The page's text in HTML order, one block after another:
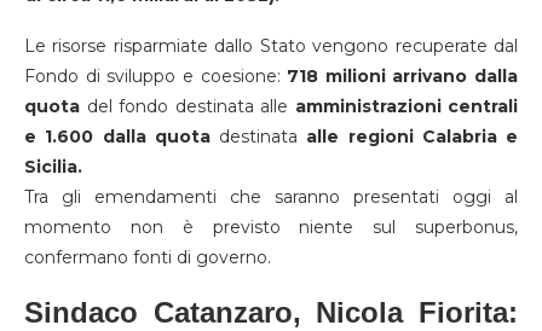
Le risorse risparmiate dallo Stato vengono recuperate dal
Fondo di sviluppo e coesione: 718 milioni arrivano dalla
quota del fondo destinata alle amministrazioni centrali
e 1.600 dalla quotadestinata alle regioni Calabria e
Sicilia.
Tra gli emendamenti che saranno presentati oggi al
momento non è previsto niente sul superbonus,
confermano fonti di governo.
Sindaco Catanzaro, Nicola Fiorita: